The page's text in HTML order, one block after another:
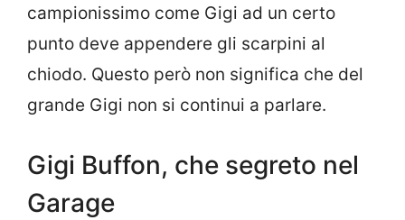
campionissimo come Gigi ad un certo
punto deve appendere gli scarpini al
chiodo. Questo però non significa che del
grande Gigi non si continui a parlare.
Gigi Buffon, che segreto nel
Garage